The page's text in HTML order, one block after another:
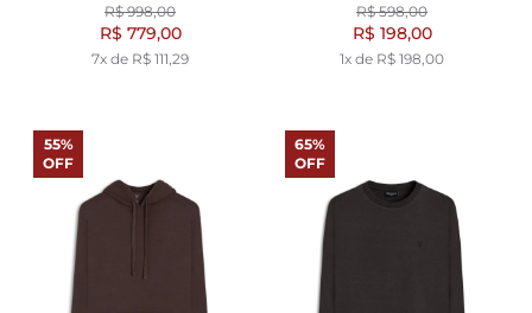
R$ 998,00
R$ 779,00
7x de R$ 111,29
R$ 598,00
R$ 198,00
1x de R$ 198,00
55%
OFF
65%
OFF